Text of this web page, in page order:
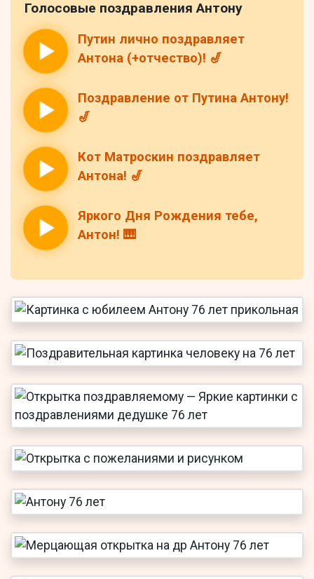
Голосовые поздравления Антону
Путин лично поздравляет
Антона (+отчество)! 🎷
Поздравление от Путина Антону!
🎷
Кот Матроскин поздравляет
Антона! 🎷
Яркого Дня Рождения тебе,
Антон! 🎹